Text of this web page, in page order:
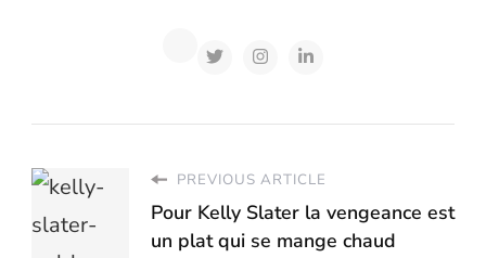
PREVIOUS ARTICLE
Pour Kelly Slater la vengeance est
un plat qui se mange chaud